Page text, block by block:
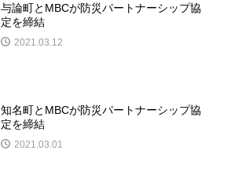
与論町とMBCが防災パートナーシップ協
定を締結
2021.03.12
知名町とMBCが防災パートナーシップ協
定を締結
2021.03.01